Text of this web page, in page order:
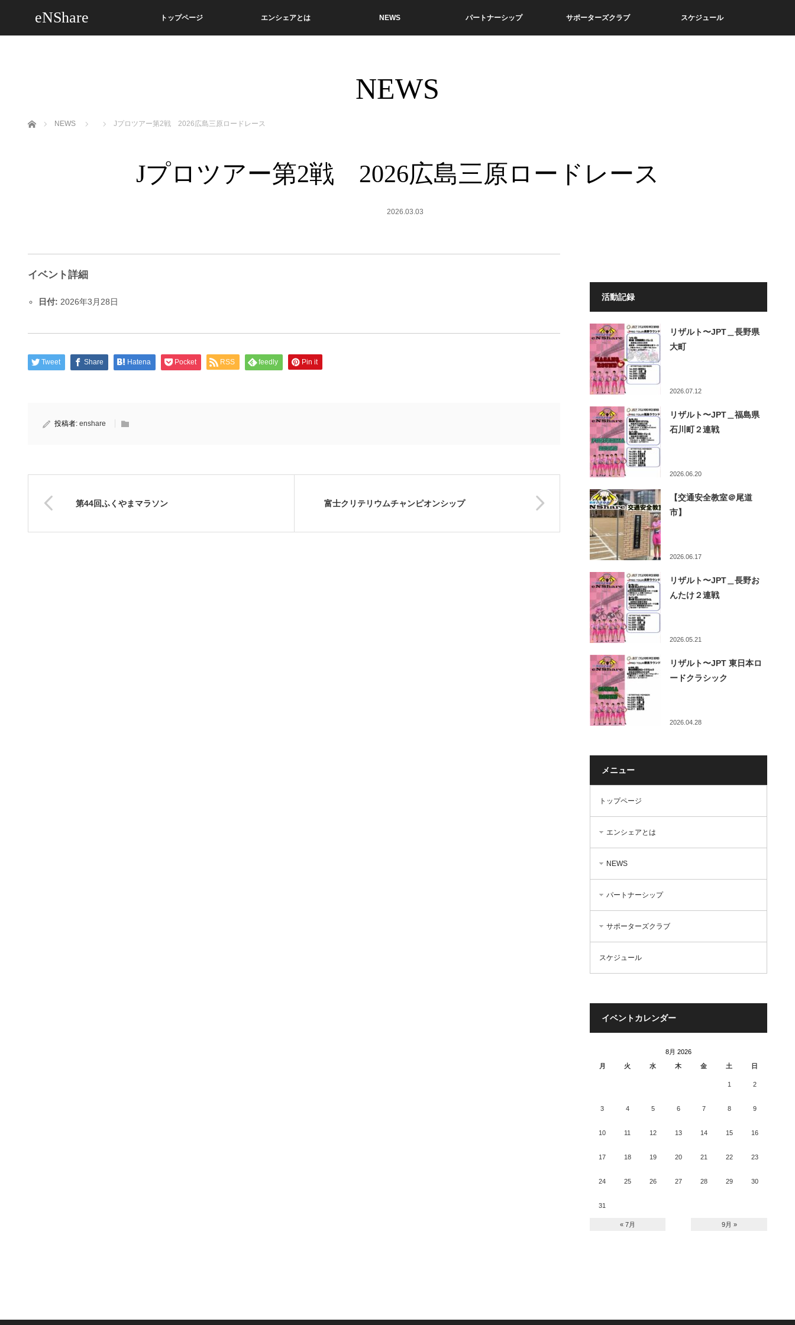
eNShare トップページ エンシェアとは NEWS パートナーシップ サポーターズクラブ スケジュール
NEWS
ホーム NEWS Jプロツアー第2戦 2026広島三原ロードレース
Jプロツアー第2戦 2026広島三原ロードレース
2026.03.03
イベント詳細
日付: 2026年3月28日
Tweet Share Hatena Pocket RSS feedly Pin it
投稿者: enshare
第44回ふくやまマラソン 富士クリテリウムチャンピオンシップ
活動記録
リザルト〜JPT＿長野県
大町
2026.07.12
リザルト〜JPT＿福島県
石川町２連戦
2026.06.20
【交通安全教室＠尾道
市】
2026.06.17
リザルト〜JPT＿長野お
んたけ２連戦
2026.05.21
リザルト〜JPT 東日本ロ
ードクラシック
2026.04.28
メニュー
トップページ
エンシェアとは
NEWS
パートナーシップ
サポーターズクラブ
スケジュール
イベントカレンダー
8月 2026
月
火 水 木 金 土 日
1 2
3 4 5 6 7 8 9
10 11 12 13 14 15 16
17 18 19 20 21 22 23
24 25 26 27 28 29 30
31
« 7月 9月 »